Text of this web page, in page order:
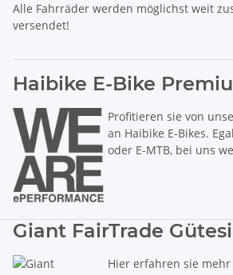
Alle Fahrräder werden möglichst weit
versendet!
Haibike E-Bike
Profitieren sie von
an Haibike E-Bikes.
oder E-MTB, bei uns
Giant FairTrade
Hier erfahren sie